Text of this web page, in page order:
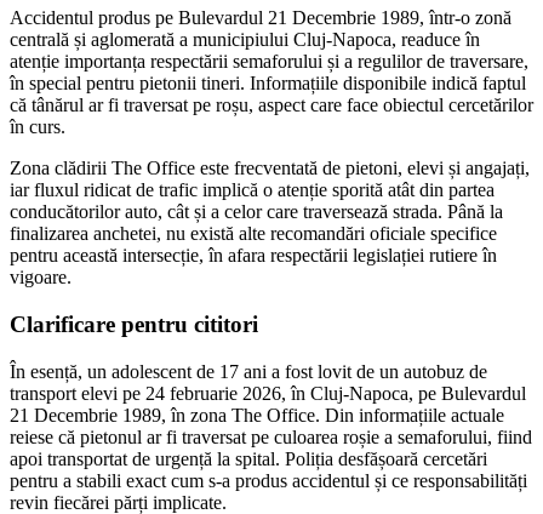
Accidentul produs pe Bulevardul 21 Decembrie 1989, într-o zonă
centrală și aglomerată a municipiului Cluj-Napoca, readuce în
atenție importanța respectării semaforului și a regulilor de traversare,
în special pentru pietonii tineri. Informațiile disponibile indică faptul
că tânărul ar fi traversat pe roșu, aspect care face obiectul cercetărilor
în curs.
Zona clădirii The Office este frecventată de pietoni, elevi și angajați,
iar fluxul ridicat de trafic implică o atenție sporită atât din partea
conducătorilor auto, cât și a celor care traversează strada. Până la
finalizarea anchetei, nu există alte recomandări oficiale specifice
pentru această intersecție, în afara respectării legislației rutiere în
vigoare.
Clarificare pentru cititori
În esență, un adolescent de 17 ani a fost lovit de un autobuz de
transport elevi pe 24 februarie 2026, în Cluj-Napoca, pe Bulevardul
21 Decembrie 1989, în zona The Office. Din informațiile actuale
reiese că pietonul ar fi traversat pe culoarea roșie a semaforului, fiind
apoi transportat de urgență la spital. Poliția desfășoară cercetări
pentru a stabili exact cum s-a produs accidentul și ce responsabilități
revin fiecărei părți implicate.